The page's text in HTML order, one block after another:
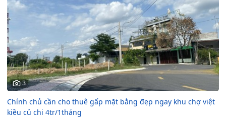
3
Chính chủ cần cho thuê gấp mặt bằng đẹp ngay khu chợ việt
kiều củ chi 4tr/1tháng